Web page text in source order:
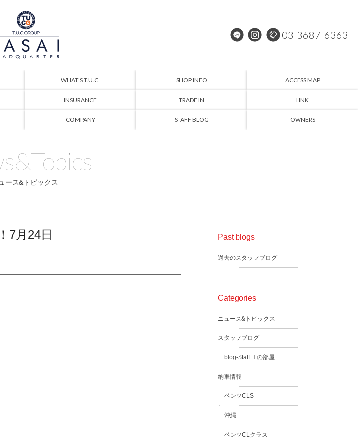
03-3687-6363
WHAT'S T.U.C. SHOP INFO ACCESS MAP
INSURANCE TRADE IN LINK
COMPANY STAFF BLOG OWNERS
ース&トピックス
7月24日 Past blogs
過去のスタッフブログ
Categories
ニュース&トピックス
スタッフブログ
blog-Staff Ｉの部屋
納車情報
ベンツCLS
沖縄
ベンツCLクラス